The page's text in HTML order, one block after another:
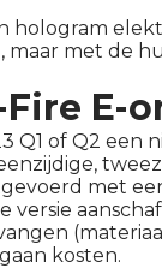
hologram
maar met de
E-
Q1 of Q2 een
met
versie
kosten.